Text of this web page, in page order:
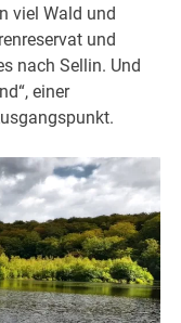
viel Wald und
und
nach Sellin. Und
einer